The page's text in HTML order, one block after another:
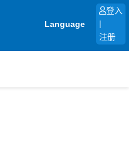
Language
登入
注册